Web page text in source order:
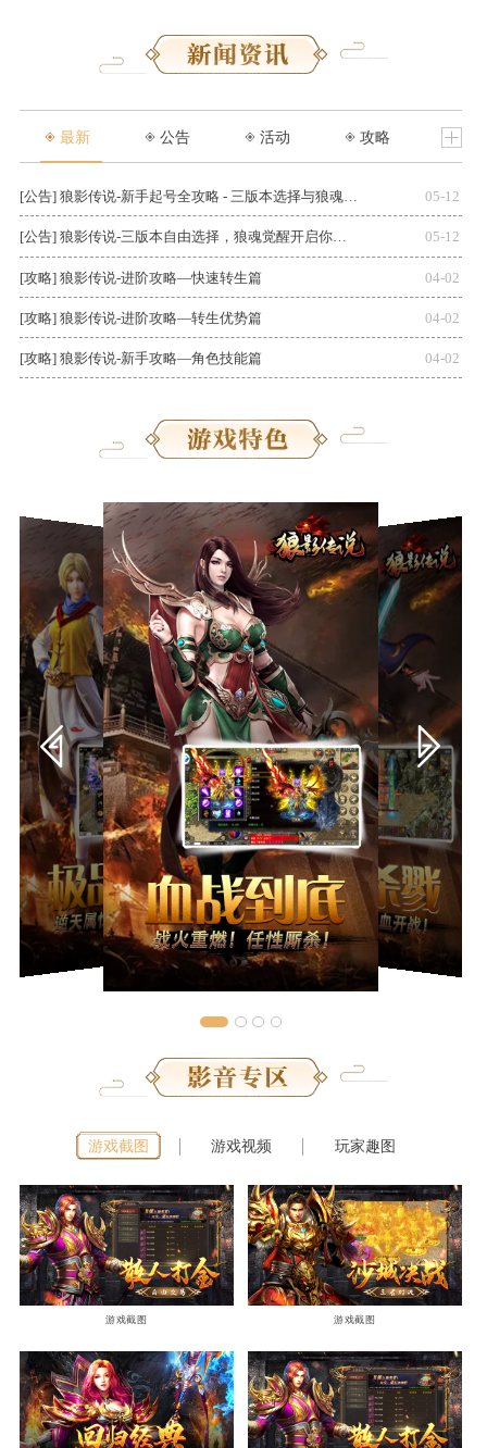
最新 公告 活动 攻略
[公告] 狼影传说-新手起号全攻略 - 三版本选择与狼魂觉醒指南 05-12
[公告] 狼影传说-三版本自由选择，狼魂觉醒开启你的零氪传奇征途 05-12
[攻略] 狼影传说-进阶攻略—快速转生篇 04-02
[攻略] 狼影传说-进阶攻略—转生优势篇 04-02
[攻略] 狼影传说-新手攻略—角色技能篇 04-02
游戏截图 游戏视频 玩家趣图
游戏截图 游戏截图